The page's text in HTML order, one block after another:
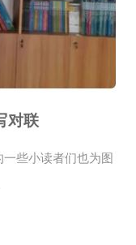
对联
些小读者们也为图